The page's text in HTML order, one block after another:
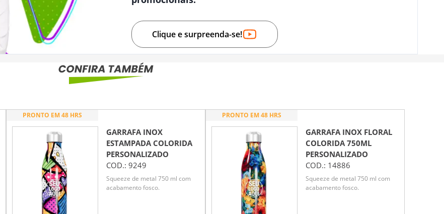
Clique e surpreenda-se!
PRONTO EM 48 HRS
GARRAFA INOX
ESTAMPADA COLORIDA
PERSONALIZADO
COD.: 9249
Squeeze de metal 750 ml com
acabamento fosco.
PRONTO EM 48 HRS
GARRAFA INOX FLORAL
COLORIDA 750ML
PERSONALIZADO
COD.: 14886
Squeeze de metal 750 ml com
acabamento fosco.